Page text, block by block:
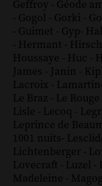
Geffroy - Géode
- Gogol - Gorki -
- Guimet - Gyp-
- Hermant - Hirsch
Houssaye - Huc -
James - Janin -
Lacroix -
Le Braz - Le Rouge
Lisle - Lecoq -
Leprince de
1001 nuits-
Lichtenberger -
Lovecraft - Luzel -
Madeleine - Magog